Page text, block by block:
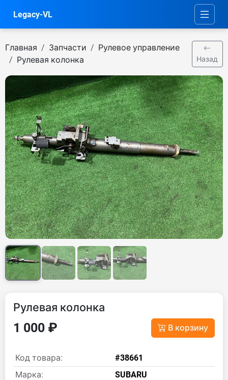
Legacy-VL
Главная Запчасти
Рулевое управление
Рулевая колонка
Назад
Рулевая колонка
1 000 ₽ В корзину
Код товара:
#38661
Марка:
SUBARU